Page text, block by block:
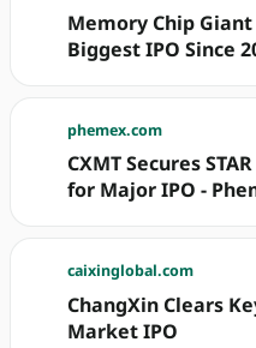
Memory Chip Giant
Biggest IPO Since
phemex.com
CXMT Secures
for Major IPO -
caixinglobal.com
ChangXin Clears
Market IPO